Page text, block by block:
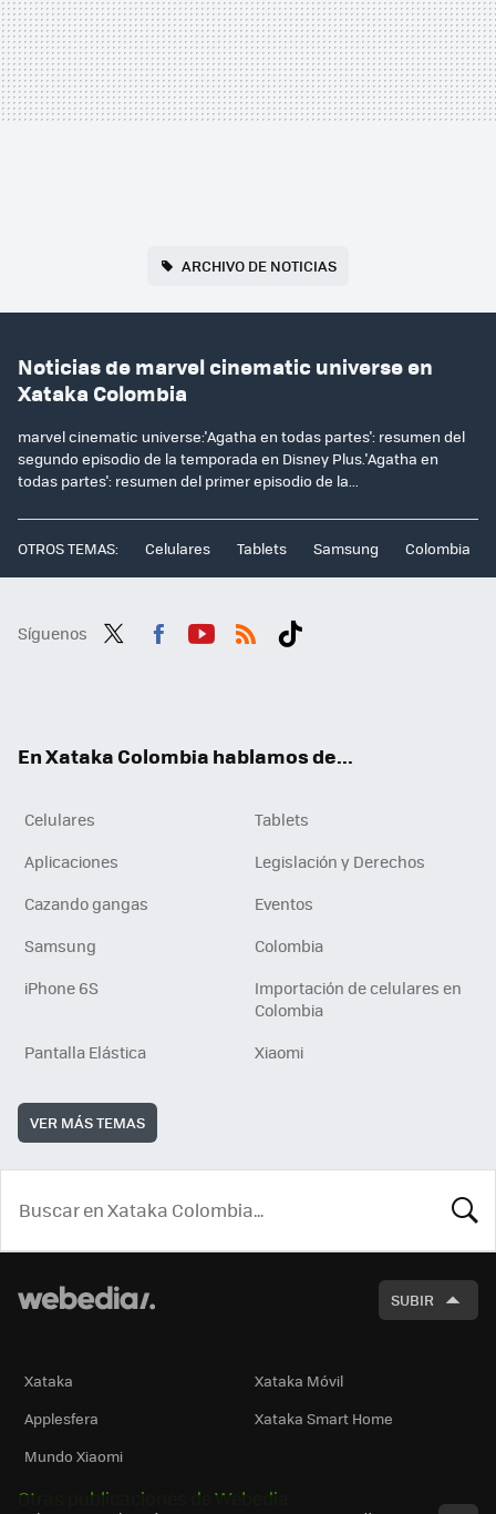
ARCHIVO DE NOTICIAS
Noticias de marvel cinematic universe en
Xataka Colombia
marvel cinematic universe:'Agatha en todas partes': resumen del
segundo episodio de la temporada en Disney Plus.'Agatha en
todas partes': resumen del primer episodio de la...
OTROS TEMAS: Celulares Tablets Samsung Colombia
Síguenos
En Xataka Colombia hablamos de...
Celulares
Tablets
Aplicaciones
Legislación y Derechos
Cazando gangas
Eventos
Samsung
Colombia
iPhone 6S
Importación de celulares en
Colombia
Pantalla Elástica
Xiaomi
VER MÁS TEMAS
SUBIR
Xataka
Xataka Móvil
Applesfera
Xataka Smart Home
Mundo Xiaomi
Otras publicaciones de Webedia